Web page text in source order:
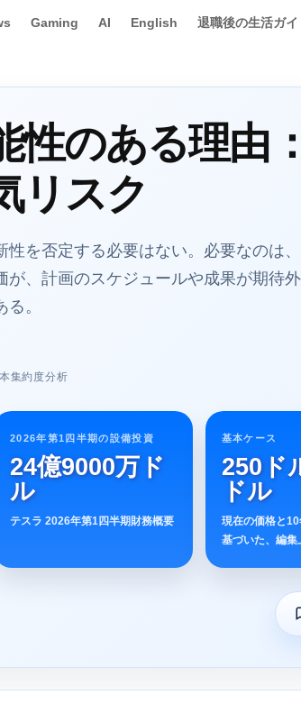
Gaming AI English 退職後の生活ガイ
性のある理由
リスク
を否定する必要はない。必要なのは、
、計画のスケジュールや成果が期待
。
集約度分析
2026年第1四半期の設備投資
24億9000万ド
ル
テスラ 2026年第1四半期財務概要
基本ケース
250ド
ドル
現在の価格と
基づいた、編集